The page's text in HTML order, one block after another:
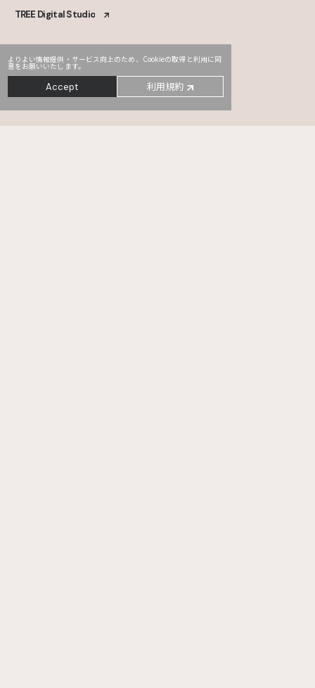
よりよい情報提供・サービス向上のため、Cookieの取得と利用に同
意をお願いいたします。
Accept 利用規約
TREE Digital Studio